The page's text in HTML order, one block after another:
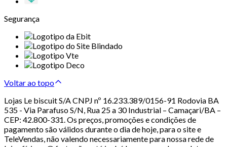
Segurança
Voltar ao topo
Lojas Le biscuit S/A CNPJ nº 16.233.389/0156-91 Rodovia BA
535 - Via Parafuso S/N, Rua 25 a 30 Industrial – Camaçari/BA –
CEP: 42.800-331. Os preços, promoções e condições de
pagamento são válidos durante o dia de hoje, para o site e
TeleVendas, não valendo necessariamente para nossa rede de